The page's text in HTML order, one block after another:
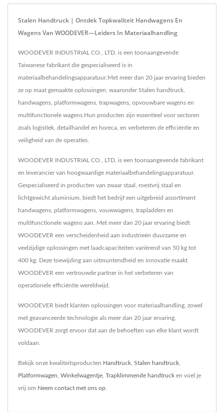
Stalen Handtruck | Ontdek Topkwaliteit Handwagens En
Wagens Van WOODEVER—Leiders In Materiaalhandling
WOODEVER INDUSTRIAL CO., LTD. is een toonaangevende
Taiwanese fabrikant die gespecialiseerd is in
materiaalbehandelingsapparatuur.Met meer dan 20 jaar ervaring bieden
ze op maat gemaakte oplossingen, waaronder Stalen handtruck,
handwagens, platformwagens, trapwagens, opvouwbare wagens en
multifunctionele wagens.Hun producten zijn essentieel voor sectoren
zoals logistiek, detailhandel en horeca, en verbeteren de efficiëntie en
veiligheid van de operaties.
WOODEVER INDUSTRIAL CO., LTD. is een toonaangevende fabrikant
en leverancier van hoogwaardige materiaalbehandelingsapparatuur.
Gespecialiseerd in producten van zwaar staal, roestvrij staal en
lichtgewicht aluminium, biedt het bedrijf een uitgebreid assortiment
handwagens, platformwagens, vouwwagens, trapladders en
multifunctionele wagens aan. Met meer dan 20 jaar ervaring biedt
WOODEVER een verscheidenheid aan industrieën duurzame en
veelzijdige oplossingen met laadcapaciteiten variërend van 50 kg tot
400 kg. Deze toewijding aan uitmuntendheid en innovatie maakt
WOODEVER een vertrouwde partner in het verbeteren van
operationele efficiëntie wereldwijd.
WOODEVER biedt klanten oplossingen voor materiaalhandling, zowel
met geavanceerde technologie als meer dan 20 jaar ervaring,
WOODEVER zorgt ervoor dat aan de behoeften van elke klant wordt
voldaan.
Bekijk onze kwaliteitsproducten Handtruck Stalen handtruck
Platformwagen Winkelwagentje Trapklimmende handtruck en voel je
vrij om Neem contact met ons op